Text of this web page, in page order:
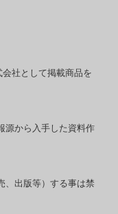
社として掲載商品を
源から入手した資料作
、出版等）する事は禁